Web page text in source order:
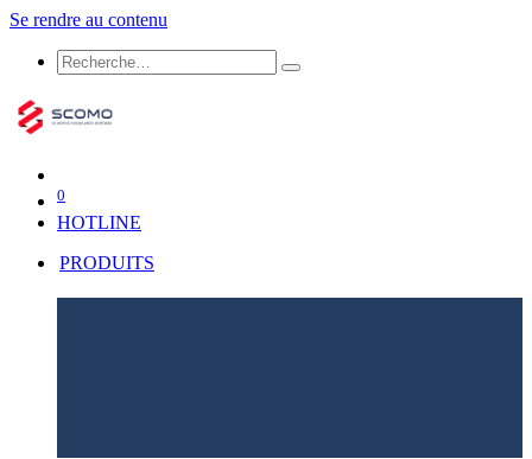
Se rendre au contenu
0
HOTLINE
PRODUITS